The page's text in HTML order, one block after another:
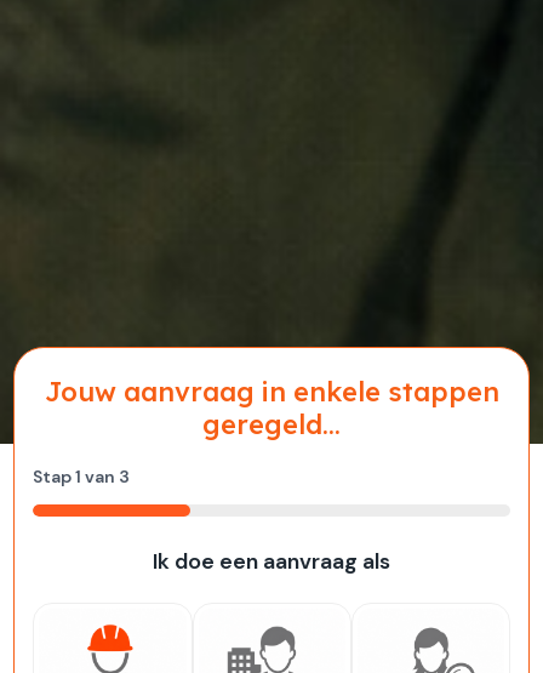
Jouw aanvraag in enkele stappen
geregeld...
Stap1 van 3
33%
Ik doe een aanvraag als